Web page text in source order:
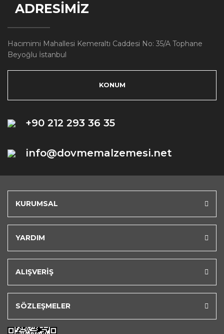
ADRESİMİZ
Hacımimi Mahallesi Kemeraltı Caddesi No: 35/A Tophane
Beyoğlu İstanbul
KONUM
+90 212 293 36 35
info@dovmemalzemesi.net
KURUMSAL
YARDIM
ALIŞVERİŞ
SÖZLEŞMELER